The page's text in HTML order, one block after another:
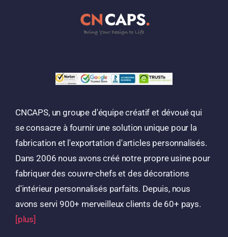
CNCAPS, un groupe d'équipe créatif et dévoué qui
se consacre à fournir une solution unique pour la
fabrication et l'exportation d'articles personnalisés.
Dans 2006 nous avons créé notre propre usine pour
fabriquer des couvre-chefs et des décorations
d'intérieur personnalisés parfaits. Depuis, nous
avons servi 900+ merveilleux clients de 60+ pays.
[plus]